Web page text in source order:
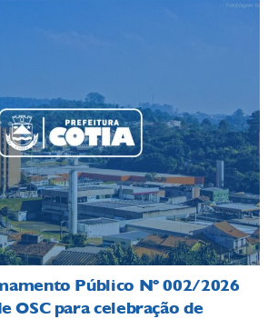
Público Nº 002/2026
OSC para celebração de